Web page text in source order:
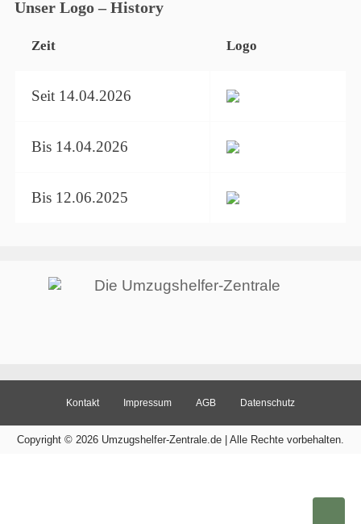
Unser Logo – History
Zeit Logo
Seit 14.04.2026
Bis 14.04.2026
Bis 12.06.2025
Kontakt Impressum AGB Datenschutz
Copyright © 2026 Umzugshelfer-Zentrale.de | Alle Rechte vorbehalten.